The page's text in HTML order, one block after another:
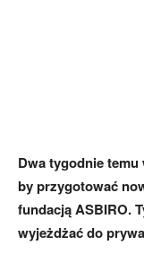
Dwa tygodnie temu
by przygotować
fundacją ASBIRO.
wyjeżdżać do